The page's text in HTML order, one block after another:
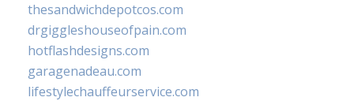
thesandwichdepotcos.com
drgiggleshouseofpain.com
hotflashdesigns.com
garagenadeau.com
lifestylechauffeurservice.com